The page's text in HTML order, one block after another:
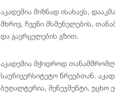
აკადემია მიზნად ისახავს,
მხრივ, ჩვენი მსმენელების,
და გავრცელების გზით.
აკადემია მჭიდროდ
საუნივერსიტეტო წრეებთან.
ბუღალტერია, მენეჯმენტი, უცხო